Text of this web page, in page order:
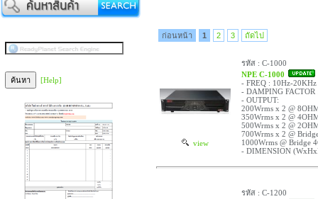
[Help]
ก่อนหน้า 1 2 3 ถัดไป
view
รหัส : C-1000
NPE C-1000
- FREQ : 10Hz-20KHz
- DAMPING FACTOR
- OUTPUT:
200Wrms x 2 @
350Wrms x 2 @
500Wrms x 2 @
700Wrms x 2 @
1000Wrms @ Bridge
- DIMENSION
รหัส : C-1200